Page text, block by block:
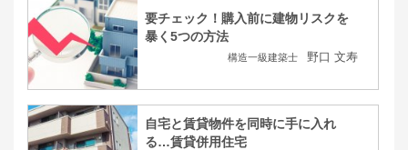
要チェック！購入前に建物リスクを
暴く5つの方法
構造一級建築士 野口 文寿
自宅と賃貸物件を同時に手に入れ
る…賃貸併用住宅